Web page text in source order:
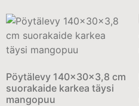
Pöytälevy 140x30x3,8 cm
suorakaide karkea täysi
mangopuu